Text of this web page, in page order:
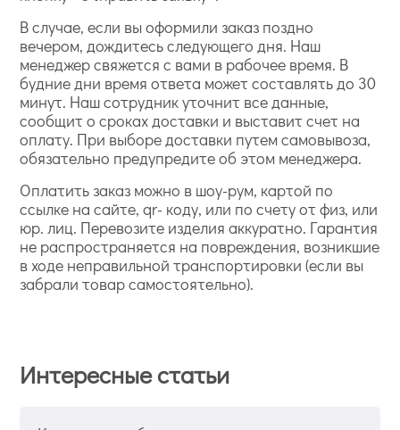
В случае, если вы оформили заказ поздно
вечером, дождитесь следующего дня. Наш
менеджер свяжется с вами в рабочее время. В
будние дни время ответа может составлять до 30
минут. Наш сотрудник уточнит все данные,
сообщит о сроках доставки и выставит счет на
оплату. При выборе доставки путем самовывоза,
обязательно предупредите об этом менеджера.
Оплатить заказ можно в шоу-рум, картой по
ссылке на сайте, qr- коду, или по счету от физ, или
юр. лиц. Перевозите изделия аккуратно. Гарантия
не распространяется на повреждения, возникшие
в ходе неправильной транспортировки (если вы
забрали товар самостоятельно).
Интересные статьи